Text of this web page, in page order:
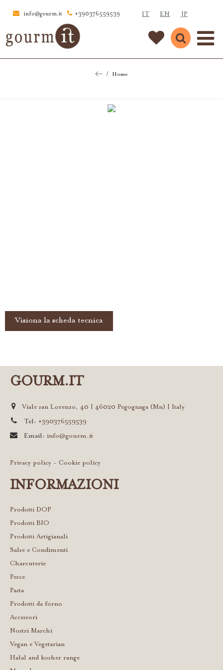
info@gourm.it +390376559539 IT EN JP
Home
Visiona la scheda tecnica
GOURM.IT
Viale san Lorenzo, 40 | 46020 Pegognaga (Mn) | Italy
Tel:+390376559539
Email:info@gourm.it
Privacy policy - Cookie policy
INFORMAZIONI
Prodotti DOP
Prodotti BIO
Prodotti Artigianali
Salse e Condimenti
Charcuterie
Pesce
Pasta
Prodotti da forno
Accessori
Nostri Marchi
Vegan e Vegetarian
Halal and kosher range